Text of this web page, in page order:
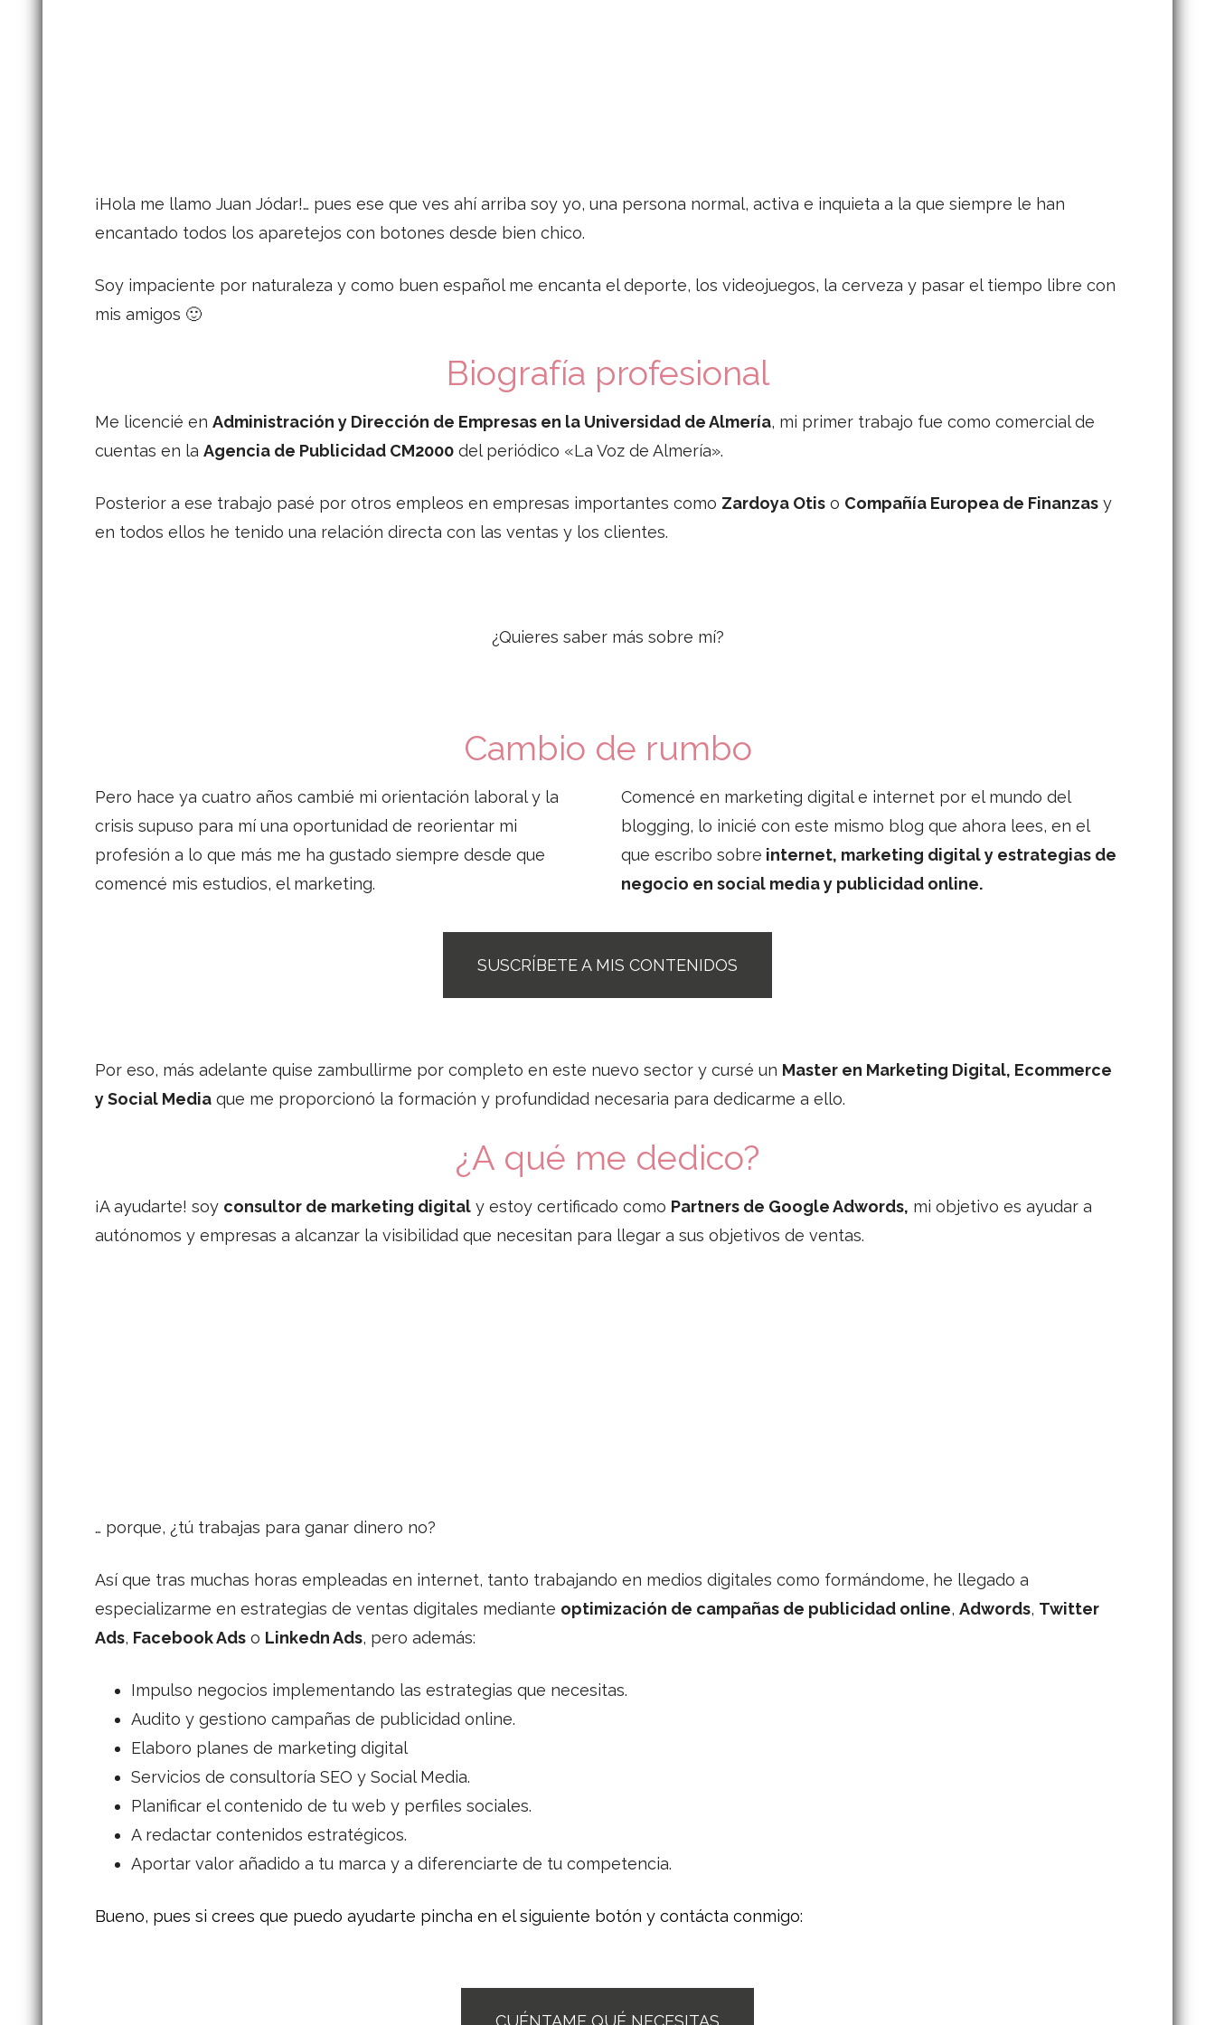
¡Hola me llamo Juan Jódar!… pues ese que ves ahí arriba soy yo, una persona normal, activa e inquieta a la que siempre le han
encantado todos los aparetejos con botones desde bien chico.
Soy impaciente por naturaleza y como buen español me encanta el deporte, los videojuegos, la cerveza y pasar el tiempo libre con
mis amigos 🙂
Biografía profesional
Me licencié en Administración y Dirección de Empresas en la Universidad de Almería, mi primer trabajo fue como comercial de
cuentas en la Agencia de Publicidad CM2000del periódico «La Voz de Almería».
Posterior a ese trabajo pasé por otros empleos en empresas importantes como Zardoya Otiso Compañía Europea de Finanzasy
en todos ellos he tenido una relación directa con las ventas y los clientes.
¿Quieres saber más sobre mí?
Cambio de rumbo
Pero hace ya cuatro años cambié mi orientación laboral y la
crisis supuso para mí una oportunidad de reorientar mi
profesión a lo que más me ha gustado siempre desde que
comencé mis estudios, el marketing.
Comencé en marketing digital e internet por el mundo del
blogging, lo inicié con este mismo blog que ahora lees, en el
que escribo sobre internet, marketing digital y estrategias de
negocio en social media y publicidad online.
SUSCRÍBETE A MIS CONTENIDOS
Por eso, más adelante quise zambullirme por completo en este nuevo sector y cursé un Master en Marketing Digital, Ecommerce
y Social Mediaque me proporcionó la formación y profundidad necesaria para dedicarme a ello.
¿A qué me dedico?
¡A ayudarte! soy consultor de marketing digitaly estoy certificado como Partners de Google Adwords, mi objetivo es ayudar a
autónomos y empresas a alcanzar la visibilidad que necesitan para llegar a sus objetivos de ventas.
… porque, ¿tú trabajas para ganar dinero no?
Así que tras muchas horas empleadas en internet, tanto trabajando en medios digitales como formándome, he llegado a
especializarme en estrategias de ventas digitales mediante optimización de campañas de publicidad online, Adwords, Twitter
Ads, Facebook Adso Linkedn Ads, pero además:
Impulso negocios implementando las estrategias que necesitas.
Audito y gestiono campañas de publicidad online.
Elaboro planes de marketing digital
Servicios de consultoría SEO y Social Media.
Planificar el contenido de tu web y perfiles sociales.
A redactar contenidos estratégicos.
Aportar valor añadido a tu marca y a diferenciarte de tu competencia.
Bueno, pues si crees que puedo ayudarte pincha en el siguiente botón y contácta conmigo:
CUÉNTAME QUÉ NECESITAS